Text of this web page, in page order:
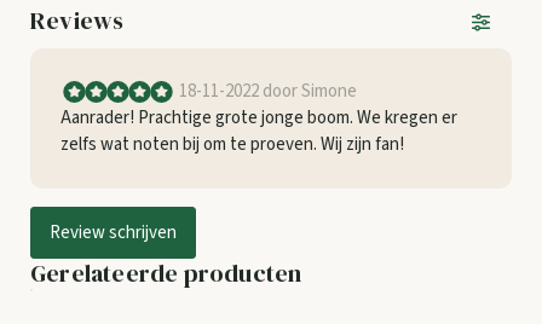
Reviews
18-11-2022door Simone
Aanrader! Prachtige grote jonge boom. We kregen er
zelfs wat noten bij om te proeven. Wij zijn fan!
Review schrijven
Gerelateerde producten